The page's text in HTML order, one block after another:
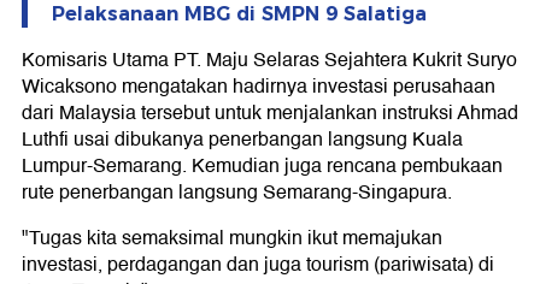
Pelaksanaan MBG di SMPN 9 Salatiga
Komisaris Utama PT. Maju Selaras Sejahtera Kukrit Suryo
Wicaksono mengatakan hadirnya investasi perusahaan
dari Malaysia tersebut untuk menjalankan instruksi Ahmad
Luthfi usai dibukanya penerbangan langsung Kuala
Lumpur-Semarang. Kemudian juga rencana pembukaan
rute penerbangan langsung Semarang-Singapura.
"Tugas kita semaksimal mungkin ikut memajukan
investasi, perdagangan dan juga tourism (pariwisata) di